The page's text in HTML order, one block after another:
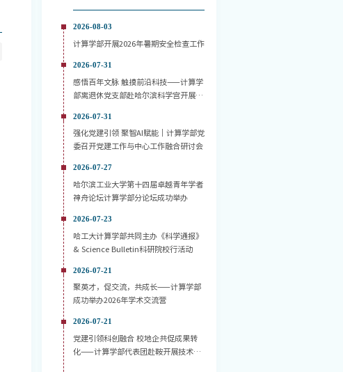
2026-08-03
计算学部开展2026年暑期安全检查工作
2026-07-31
感悟百年文脉 触摸前沿科技——计算学
部离退休党支部赴哈尔滨科学宫开展主
2026-07-31
强化党建引领 聚智AI赋能｜计算学部党
委召开党建工作与中心工作融合研讨会
2026-07-27
哈尔滨工业大学第十四届卓越青年学者
神舟论坛计算学部分论坛成功举办
2026-07-23
哈工大计算学部共同主办《科学通报》
& Science Bulletin科研院校行活动
2026-07-21
聚英才，促交流，共成长——计算学部
成功举办2026年学术交流营
2026-07-21
党建引领科创融合 校地企共促成果转
化——计算学部代表团赴鞍开展技术对